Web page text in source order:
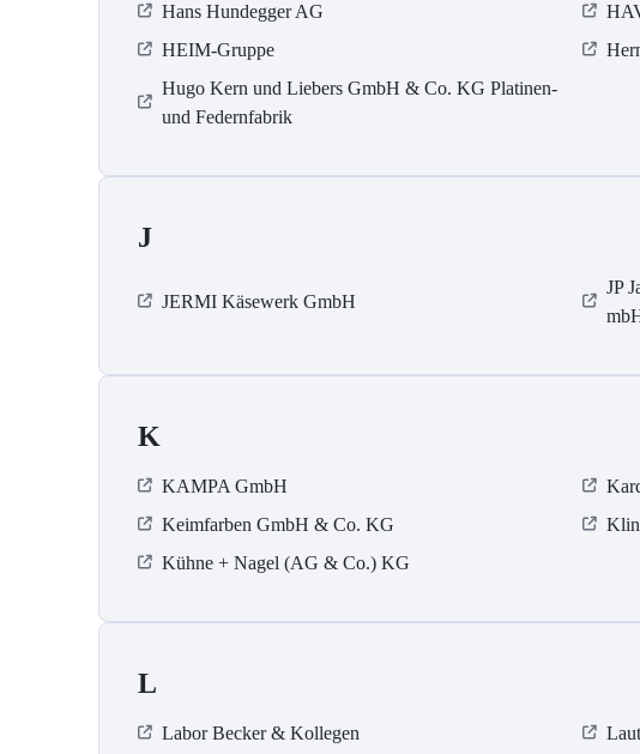
Hans Hundegger AG
HEIM-Gruppe
Hugo Kern und Liebers GmbH & Co. KG Platinen-
und Federnfabrik
J
JERMI Käsewerk GmbH
JP
K
KAMPA GmbH
Keimfarben GmbH & Co. KG
Kühne + Nagel (AG & Co.) KG
L
Labor Becker & Kollegen